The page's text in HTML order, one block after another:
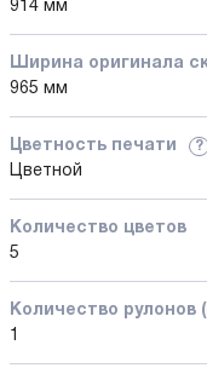
914 мм
Ширина оригинала
965 мм
Цветность печати ?
Цветной
Количество цветов
5
Количество рулонов
1